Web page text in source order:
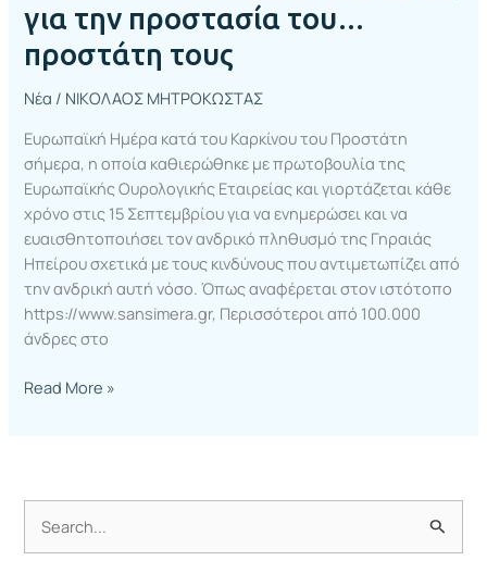
για την προστασία του…
προστάτη τους
Νέα / ΝΙΚΟΛΑΟΣ ΜΗΤΡΟΚΩΣΤΑΣ
Ευρωπαϊκή Ημέρα κατά του Καρκίνου του Προστάτη
σήμερα, η οποία καθιερώθηκε με πρωτοβουλία της
Ευρωπαϊκής Ουρολογικής Εταιρείας και γιορτάζεται κάθε
χρόνο στις 15 Σεπτεμβρίου για να ενημερώσει και να
ευαισθητοποιήσει τον ανδρικό πληθυσμό της Γηραιάς
Ηπείρου σχετικά με τους κινδύνους που αντιμετωπίζει από
την ανδρική αυτή νόσο. Όπως αναφέρεται στον ιστότοπο
https://www.sansimera.gr, Περισσότεροι από 100.000
άνδρες στο
Read More »
ν